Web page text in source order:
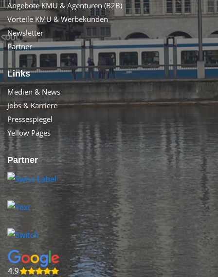
Angebote KMU & Agenturen (B2B)
Vorteile KMU & Werbekunden
Newsletter
Partner
Links
Medien & News
Jobs & Karriere
Pressespiegel
Yellow Pages
Partner